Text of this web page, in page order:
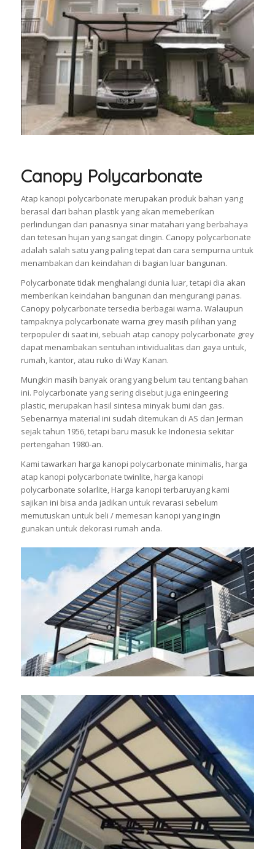
Canopy Polycarbonate
Atap kanopi polycarbonate merupakan produk bahan yang
berasal dari bahan plastik yang akan memeberikan
perlindungan dari panasnya sinar matahari yang berbahaya
dan tetesan hujan yang sangat dingin. Canopy polycarbonate
adalah salah satu yang paling tepat dan cara sempurna untuk
menambakan dan keindahan di bagian luar bangunan.
Polycarbonate tidak menghalangi dunia luar, tetapi dia akan
memberikan keindahan bangunan dan mengurangi panas.
Canopy polycarbonate tersedia berbagai warna. Walaupun
tampaknya polycarbonate warna grey masih pilihan yang
terpopuler di saat ini, sebuah atap canopy polycarbonate grey
dapat menambakan sentuhan intividualitas dan gaya untuk,
rumah, kantor, atau ruko di Way Kanan.
Mungkin masih banyak orang yang belum tau tentang bahan
ini. Polycarbonate yang sering disebut juga eningeering
plastic, merupakan hasil sintesa minyak bumi dan gas.
Sebenarnya material ini sudah ditemukan di AS dan Jerman
sejak tahun 1956, tetapi baru masuk ke Indonesia sekitar
pertengahan 1980-an.
Kami tawarkan harga kanopi polycarbonate minimalis, harga
atap kanopi polycarbonate twinlite, harga kanopi
polycarbonate solarlite, Harga kanopi terbaruyang kami
sajikan ini bisa anda jadikan untuk revarasi sebelum
memutuskan untuk beli / memesan kanopi yang ingin
gunakan untuk dekorasi rumah anda.